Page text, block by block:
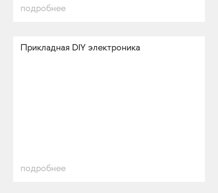
подробнее
Прикладная DIY электроника
подробнее